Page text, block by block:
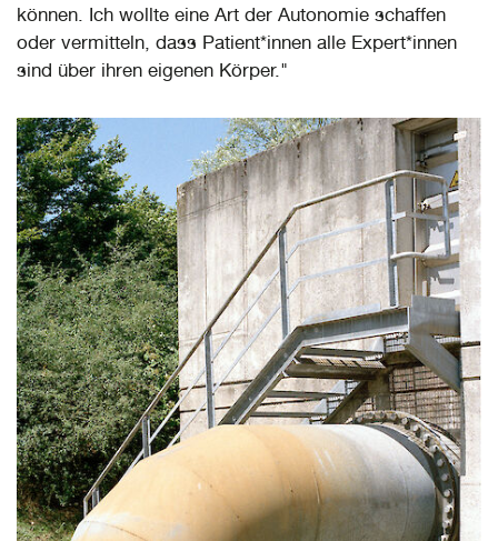
können. Ich wollte eine Art der Autonomie schaffen
oder vermitteln, dass Patient*innen alle Expert*innen
sind über ihren eigenen Körper."